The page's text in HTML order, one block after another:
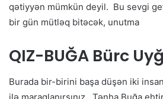
qətiyyən mümkün deyil. Bu sevgi
bir gün mütləq bitəcək, unutma
QIZ-BUĞA Bürc
Burada bir-birini başa düşən iki